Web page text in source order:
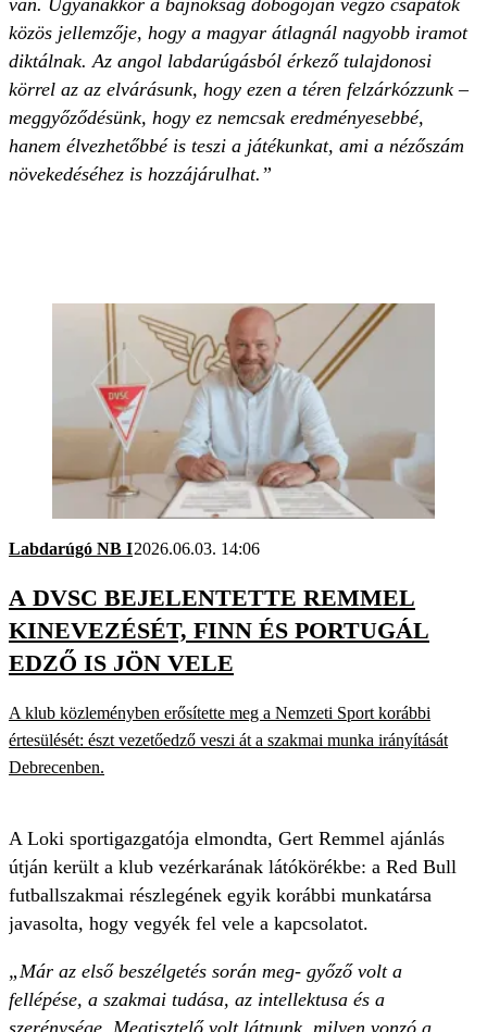
van. Ugyanakkor a bajnokság dobogóján végző csapatok
közös jellemzője, hogy a magyar átlagnál nagyobb iramot
diktálnak. Az angol labdarúgásból érkező tulajdonosi
körrel az az elvárásunk, hogy ezen a téren felzárkózzunk –
meggyőződésünk, hogy ez nemcsak eredményesebbé,
hanem élvezhetőbbé is teszi a játékunkat, ami a nézőszám
növekedéséhez is hozzájárulhat.”
Labdarúgó NB I2026.06.03. 14:06
A DVSC BEJELENTETTE REMMEL
KINEVEZÉSÉT, FINN ÉS PORTUGÁL
EDZŐ IS JÖN VELE
A klub közleményben erősítette meg a Nemzeti Sport korábbi
értesülését: észt vezetőedző veszi át a szakmai munka irányítását
Debrecenben.
A Loki sportigazgatója elmondta, Gert Remmel ajánlás
útján került a klub vezérkarának látókörékbe: a Red Bull
futballszakmai részlegének egyik korábbi munkatársa
javasolta, hogy vegyék fel vele a kapcsolatot.
„Már az első beszélgetés során meg- győző volt a
fellépése, a szakmai tudása, az intellektusa és a